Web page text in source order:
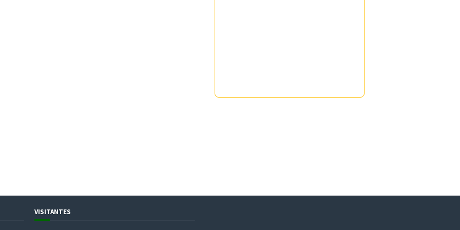
VISITANTES